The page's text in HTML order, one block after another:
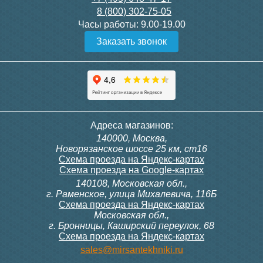
Конвектор ITT.080.200.1300
с решеткой GRILL.SGW-20-
Конвектор ITT.080.200.1000
с решеткой GRILL.SGW-20-
Конвектор ITT.080.200.1000
с решеткой GRILL.SGW-20-
Конвектор ITT.080.200.900 с
решеткой GRILL.SGA-20-
Подробнее Подробнее
Siemens VDN 115, прямой
3 300
ITTB на DIN рейку
23 500
8 (800) 302-75-05
Часы работы: 9.00-19.00
Заказать звонок
Адреса магазинов:
140000, Москва,
Новорязанское шоссе 25 км, ст16
Схема проезда на Яндекс-картах
Схема проезда на Google-картах
140108, Московская обл.,
г. Раменское, улица Михалевича, 116Б
Схема проезда на Яндекс-картах
Московская обл.,
г. Бронницы, Каширский переулок, 68
Схема проезда на Яндекс-картах
sales@mirsantekhniki.ru